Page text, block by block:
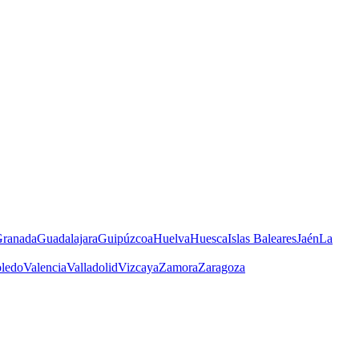
GuadalajaraGuipúzcoaHuelvaHuescaIslas BalearesJaénLa
ValenciaValladolidVizcayaZamoraZaragoza